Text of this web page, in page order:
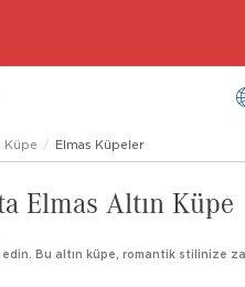
Küpe Elmas Küpeler
Elmas Altın Küpe
edin. Bu altın küpe, romantik stilinize